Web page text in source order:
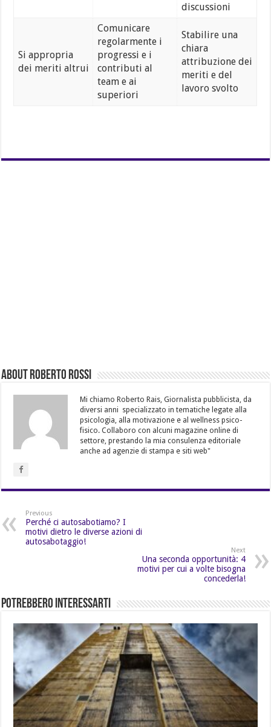
discussioni
Si appropria
dei meriti altrui
Comunicare
regolarmente i
progressi e i
contributi al
team e ai
superiori
Stabilire una
chiara
attribuzione dei
meriti e del
lavoro svolto
About Roberto Rossi
Mi chiamo Roberto Rais, Giornalista pubblicista, da
diversi anni specializzato in tematiche legate alla
psicologia, alla motivazione e al wellness psico-
fisico. Collaboro con alcuni magazine online di
settore, prestando la mia consulenza editoriale
anche ad agenzie di stampa e siti web"
Previous
Perché ci autosabotiamo? I
motivi dietro le diverse azioni di
autosabotaggio!
Next
Una seconda opportunità: 4
motivi per cui a volte bisogna
concederla!
Potrebbero Interessarti